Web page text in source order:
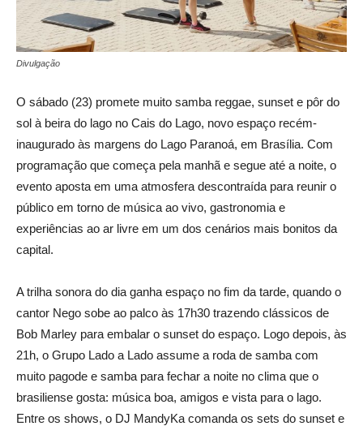
Divulgação
O sábado (23) promete muito samba reggae, sunset e pôr do
sol à beira do lago no Cais do Lago, novo espaço recém-
inaugurado às margens do Lago Paranoá, em Brasília. Com
programação que começa pela manhã e segue até a noite, o
evento aposta em uma atmosfera descontraída para reunir o
público em torno de música ao vivo, gastronomia e
experiências ao ar livre em um dos cenários mais bonitos da
capital.
A trilha sonora do dia ganha espaço no fim da tarde, quando o
cantor Nego sobe ao palco às 17h30 trazendo clássicos de
Bob Marley para embalar o sunset do espaço. Logo depois, às
21h, o Grupo Lado a Lado assume a roda de samba com
muito pagode e samba para fechar a noite no clima que o
brasiliense gosta: música boa, amigos e vista para o lago.
Entre os shows, o DJ MandyKa comanda os sets do sunset e